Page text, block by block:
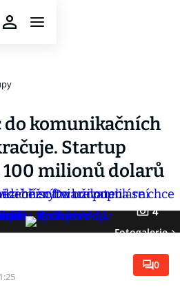
do komunikačních
Startup
100 milionů dolarů
4
Fotogalerie
0